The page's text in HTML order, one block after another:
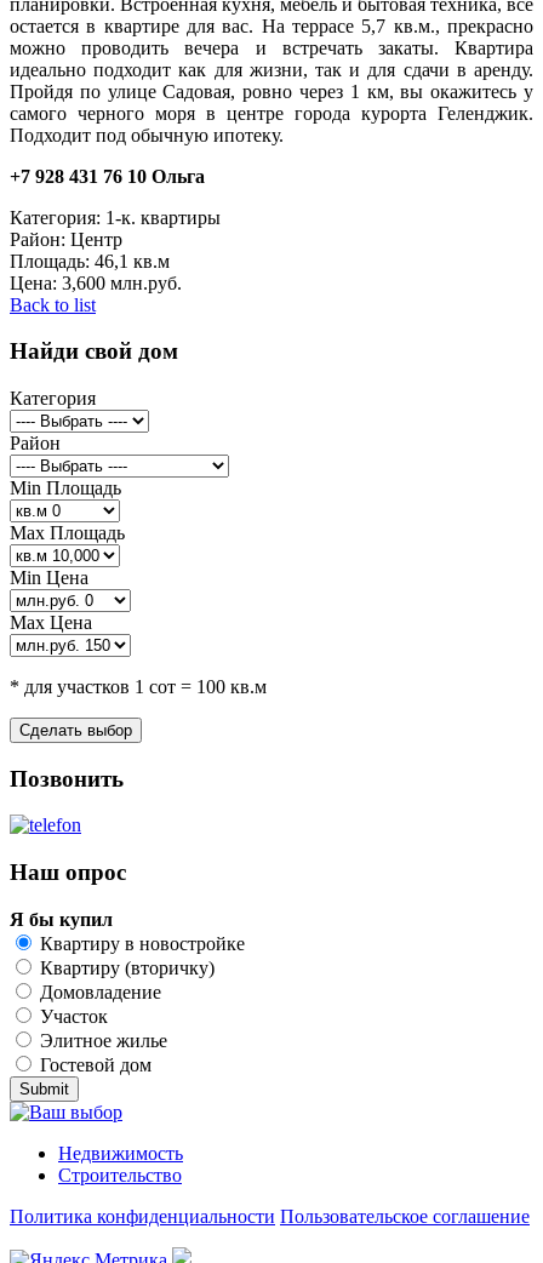
остается в квартире для вас. На террасе 5,7 кв.м., прекрасно
можно проводить вечера и встречать закаты. Квартира
идеально подходит как для жизни, так и для сдачи в аренду.
Пройдя по улице Садовая, ровно через 1 км, вы окажитесь у
самого черного моря в центре города курорта Геленджик.
Подходит под обычную ипотеку.
+7 928 431 76 10 Ольга
Категория: 1-к. квартиры
Район: Центр
Площадь: 46,1 кв.м
Цена: 3,600 млн.руб.
Back to list
Найди свой дом
Категория
Район
Min Площадь
Max Площадь
Min Цена
Max Цена
* для участков 1 сот = 100 кв.м
Позвонить
Наш опрос
Я бы купил
Квартиру в новостройке
Квартиру (вторичку)
Домовладение
Участок
Элитное жилье
Гостевой дом
Недвижимость
Строительство
Политика конфиденциальности Пользовательское соглашение